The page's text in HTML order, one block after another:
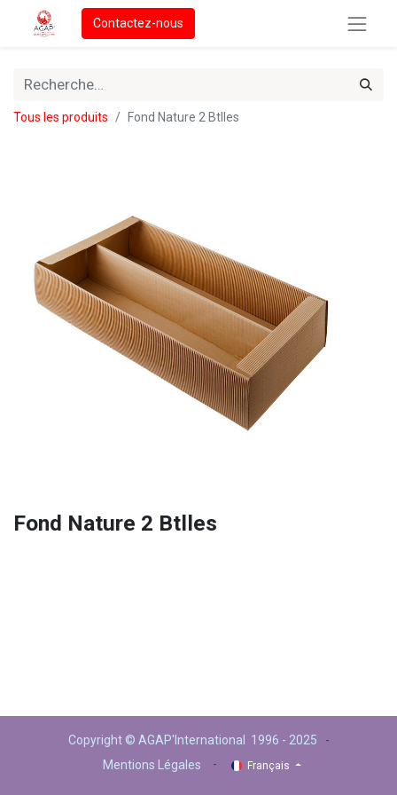
Contactez-nous
Tous les produits Fond Nature 2 Btlles
Fond Nature 2 Btlles
Copyright © AGAP'International 1996 - 2025 -
Mentions Légales
- Français